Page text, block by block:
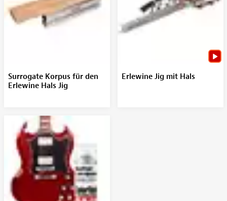
Surrogate Korpus für den
Erlewine Hals Jig
Erlewine Jig mit Hals